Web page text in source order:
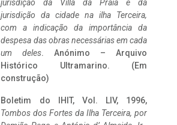
jurisdição da Villa da Praia e da
jurisdição da cidade na ilha Terceira,
com a indicação da importância da
despesa das obras necessárias em cada
um deles. Anónimo – Arquivo
Histórico Ultramarino. (Em
construção)
Boletim do IHIT, Vol. LIV, 1996,
Tombos dos Fortes da Ilha Terceira, por